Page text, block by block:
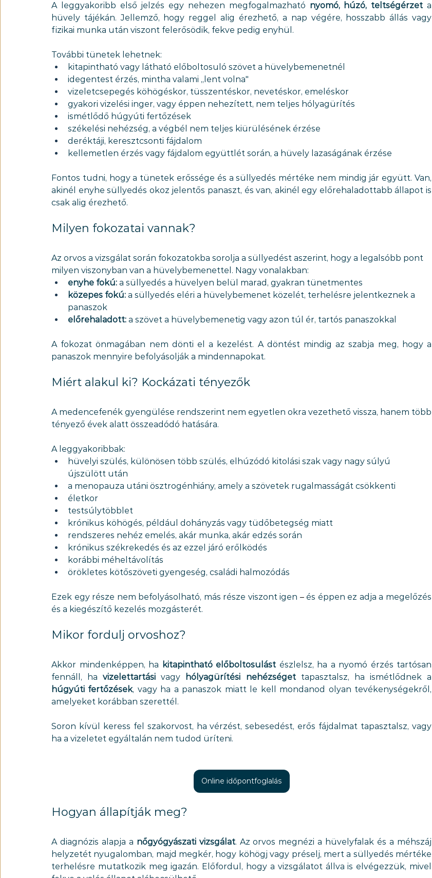
A leggyakoribb első jelzés egy nehezen megfogalmazható nyomó, húzó, teltségérzet a
hüvely tájékán. Jellemző, hogy reggel alig érezhető, a nap végére, hosszabb állás vagy
fizikai munka után viszont felerősödik, fekve pedig enyhül.
További tünetek lehetnek:
kitapintható vagy látható előboltosuló szövet a hüvelybemenetnél
idegentest érzés, mintha valami „lent volna"
vizeletcsepegés köhögéskor, tüsszentéskor, nevetéskor, emeléskor
gyakori vizelési inger, vagy éppen nehezített, nem teljes hólyagürítés
ismétlődő húgyúti fertőzések
székelési nehézség, a végbél nem teljes kiürülésének érzése
deréktáji, keresztcsonti fájdalom
kellemetlen érzés vagy fájdalom együttlét során, a hüvely lazaságának érzése
Fontos tudni, hogy a tünetek erőssége és a süllyedés mértéke nem mindig jár együtt. Van,
akinél enyhe süllyedés okoz jelentős panaszt, és van, akinél egy előrehaladottabb állapot is
csak alig érezhető.
Milyen fokozatai vannak?
Az orvos a vizsgálat során fokozatokba sorolja a süllyedést aszerint, hogy a legalsóbb pont
milyen viszonyban van a hüvelybemenettel. Nagy vonalakban:
enyhe fokú: a süllyedés a hüvelyen belül marad, gyakran tünetmentes
közepes fokú: a süllyedés eléri a hüvelybemenet közelét, terhelésre jelentkeznek a
panaszok
előrehaladott: a szövet a hüvelybemenetig vagy azon túl ér, tartós panaszokkal
A fokozat önmagában nem dönti el a kezelést. A döntést mindig az szabja meg, hogy a
panaszok mennyire befolyásolják a mindennapokat.
Miért alakul ki? Kockázati tényezők
A medencefenék gyengülése rendszerint nem egyetlen okra vezethető vissza, hanem több
tényező évek alatt összeadódó hatására.
A leggyakoribbak:
hüvelyi szülés, különösen több szülés, elhúzódó kitolási szak vagy nagy súlyú
újszülött után
a menopauza utáni ösztrogénhiány, amely a szövetek rugalmasságát csökkenti
életkor
testsúlytöbblet
krónikus köhögés, például dohányzás vagy tüdőbetegség miatt
rendszeres nehéz emelés, akár munka, akár edzés során
krónikus székrekedés és az ezzel járó erőlködés
korábbi méheltávolítás
örökletes kötőszöveti gyengeség, családi halmozódás
Ezek egy része nem befolyásolható, más része viszont igen – és éppen ez adja a megelőzés
és a kiegészítő kezelés mozgásterét.
Mikor fordulj orvoshoz?
Akkor mindenképpen, ha kitapintható előboltosulást észlelsz, ha a nyomó érzés tartósan
fennáll, ha vizelettartási vagy hólyagürítési nehézséget
húgyúti fertőzések, vagy ha a panaszok miatt le kell mondanod olyan tevékenységekről,
amelyeket korábban szerettél.
Soron kívül keress fel szakorvost, ha vérzést, sebesedést, erős fájdalmat tapasztalsz, vagy
ha a vizeletet egyáltalán nem tudod üríteni.
Online időpontfoglalás
Hogyan állapítják meg?
A diagnózis alapja a nőgyógyászati vizsgálat. Az orvos megnézi a hüvelyfalak és a méhszáj
helyzetét nyugalomban, majd megkér, hogy köhögj vagy préselj, mert a süllyedés mértéke
terhelésre mutatkozik meg igazán. Előfordul, hogy a vizsgálatot állva is elvégezzük, mivel